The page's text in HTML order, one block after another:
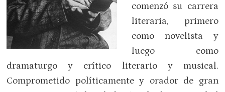
comenzó su carrera
literaria, primero
como novelista y
luego como
dramaturgo y crítico literario y musical.
Comprometido políticamente y orador de gran